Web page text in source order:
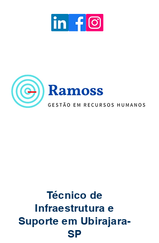
Técnico de
Infraestrutura e
Suporte em Ubirajara-
SP